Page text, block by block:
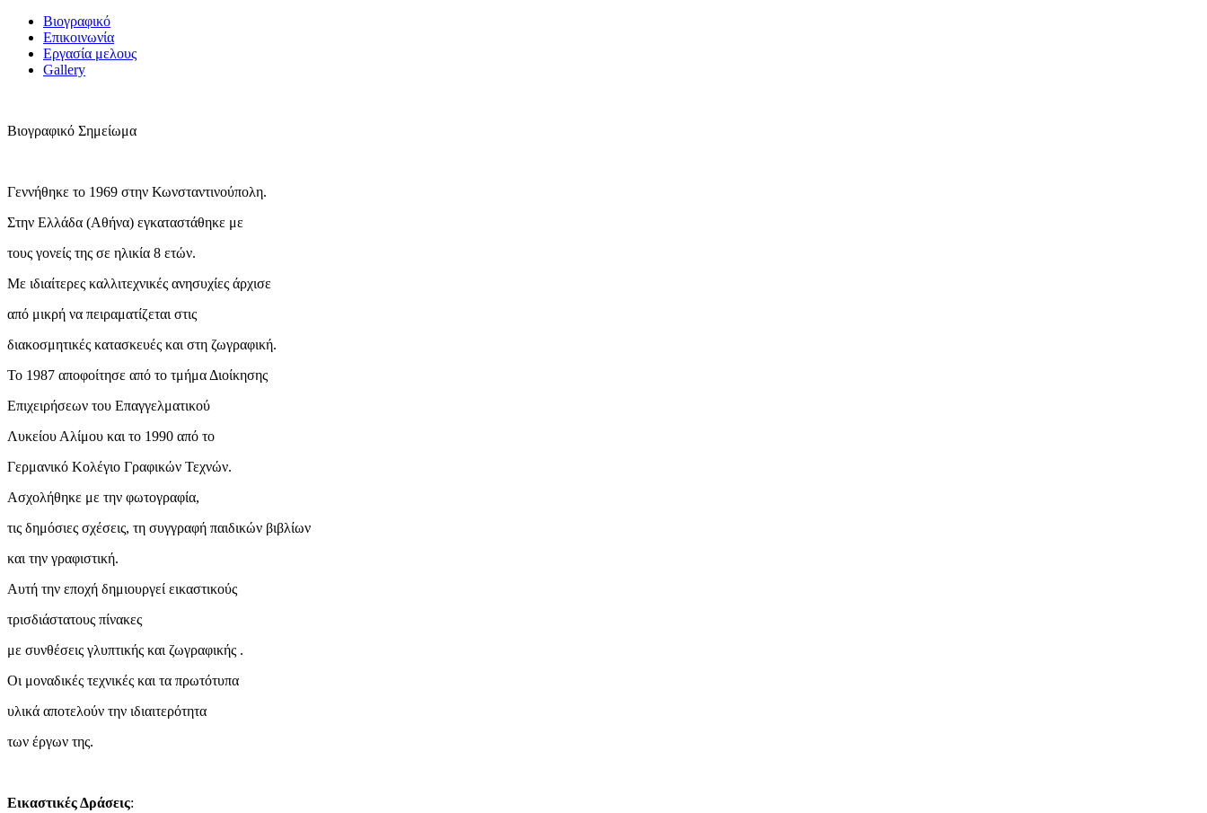
Βιογραφικό
Επικοινωνία
Εργασία μελους
Gallery
Βιογραφικό Σημείωμα
Γεννήθηκε το 1969 στην Κωνσταντινούπολη.
Στην Ελλάδα (Αθήνα) εγκαταστάθηκε με
τους γονείς της σε ηλικία 8 ετών.
Με ιδιαίτερες καλλιτεχνικές ανησυχίες άρχισε
από μικρή να πειραματίζεται στις
διακοσμητικές κατασκευές και στη ζωγραφική.
Το 1987 αποφοίτησε από το τμήμα Διοίκησης
Επιχειρήσεων του Επαγγελματικού
Λυκείου Αλίμου και το 1990 από το
Γερμανικό Κολέγιο Γραφικών Τεχνών.
Ασχολήθηκε με την φωτογραφία,
τις δημόσιες σχέσεις, τη συγγραφή παιδικών βιβλίων
και την γραφιστική.
Αυτή την εποχή δημιουργεί εικαστικούς
τρισδιάστατους πίνακες
με συνθέσεις γλυπτικής και ζωγραφικής .
Οι μοναδικές τεχνικές και τα πρωτότυπα
υλικά αποτελούν την ιδιαιτερότητα
των έργων της.
Εικαστικές Δράσεις: